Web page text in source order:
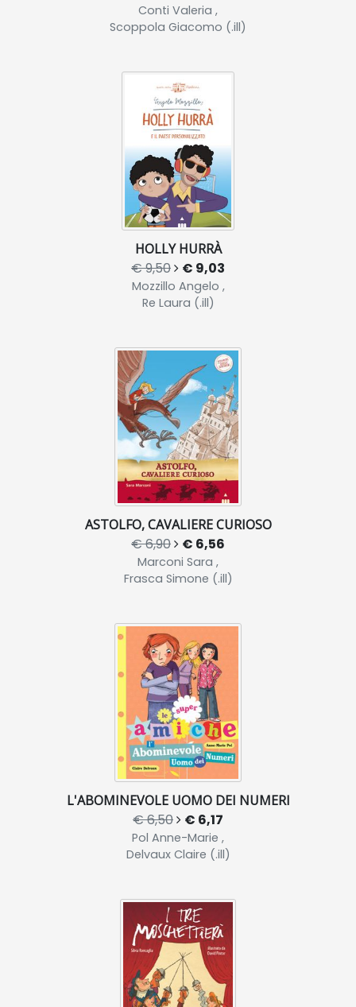
Conti Valeria ,
Scoppola Giacomo (.ill)
HOLLY HURRÀ
€ 9,50 € 9,03
Mozzillo Angelo ,
Re Laura (.ill)
ASTOLFO, CAVALIERE CURIOSO
€ 6,90 € 6,56
Marconi Sara ,
Frasca Simone (.ill)
L'ABOMINEVOLE UOMO DEI NUMERI
€ 6,50 € 6,17
Pol Anne-Marie ,
Delvaux Claire (.ill)